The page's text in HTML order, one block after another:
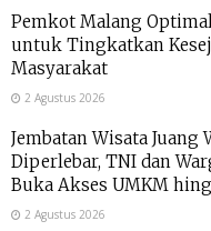
Pemkot Malang
untuk Tingkatkan
Masyarakat
2 Agustus 2026
Jembatan Wisata Juang
Diperlebar, TNI dan
Buka Akses UMKM
2 Agustus 2026